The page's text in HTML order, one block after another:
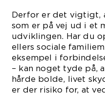
Derfor er det vigtigt,
som er på vej ud i et
udviklingen. Har du
ellers sociale
eksempel i
– kan noget tyde på,
hårde bolde, livet
er der risiko for, at